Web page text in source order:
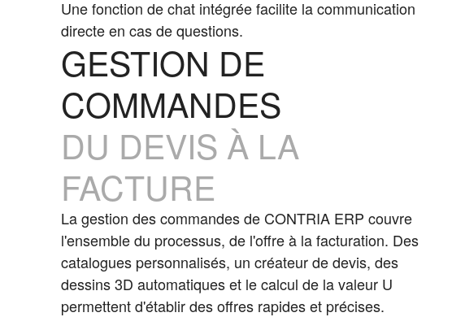
Une fonction de chat intégrée facilite la communication
directe en cas de questions.
GESTION DE
COMMANDES
DU DEVIS À LA
FACTURE
La gestion des commandes de CONTRIA ERP couvre
l'ensemble du processus, de l'offre à la facturation. Des
catalogues personnalisés, un créateur de devis, des
dessins 3D automatiques et le calcul de la valeur U
permettent d'établir des offres rapides et précises.